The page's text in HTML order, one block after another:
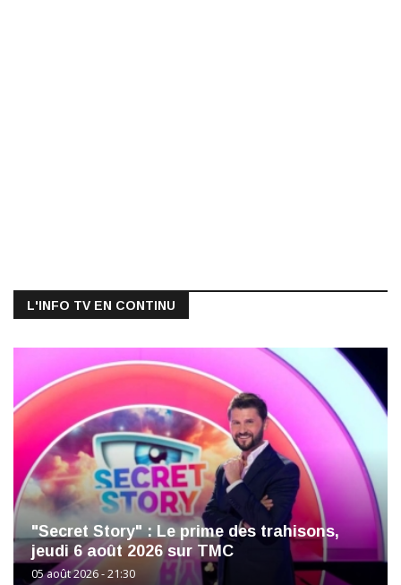
L'INFO TV EN CONTINU
"Secret Story" : Le prime des trahisons,
jeudi 6 août 2026 sur TMC
05 août 2026 - 21:30